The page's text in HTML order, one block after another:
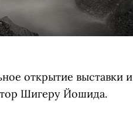
открытие выставки и
Шигеру Йошида.